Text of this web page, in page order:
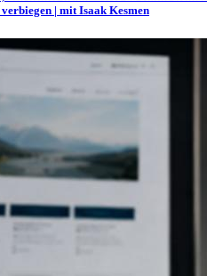
| mit Isaak Kesmen